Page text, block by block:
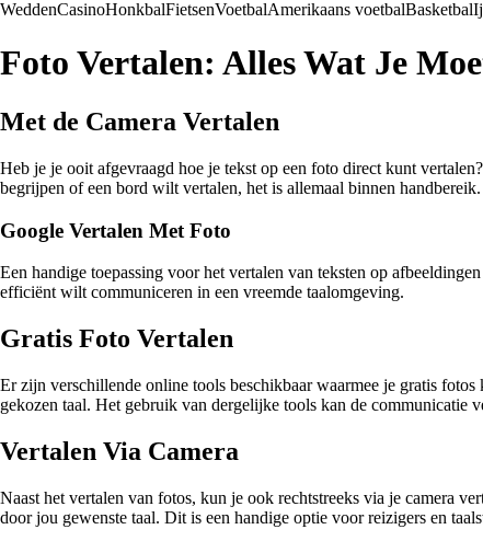
WeddenCasinoHonkbalFietsenVoetbalAmerikaans voetbalBasketbal
Foto Vertalen: Alles Wat Je
Met de Camera Vertalen
Heb je je ooit afgevraagd hoe je tekst op een foto direct kunt
begrijpen of een bord wilt vertalen, het is allemaal binnen handbereik.
Google Vertalen Met Foto
Een handige toepassing voor het vertalen van teksten op
efficiënt wilt communiceren in een vreemde taalomgeving.
Gratis Foto Vertalen
Er zijn verschillende online tools beschikbaar waarmee je gratis
gekozen taal. Het gebruik van dergelijke tools kan de communicatie
Vertalen Via Camera
Naast het vertalen van fotos, kun je ook rechtstreeks via je camera
door jou gewenste taal. Dit is een handige optie voor reizigers en